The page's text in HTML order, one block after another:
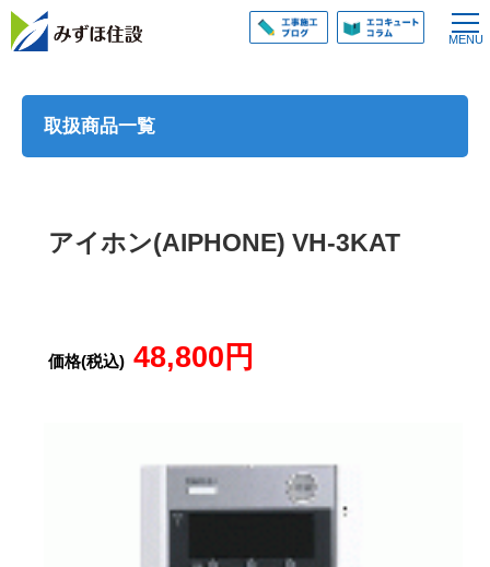
取扱商品一覧
アイホン(AIPHONE) VH-3KAT
価格(税込)48,800円